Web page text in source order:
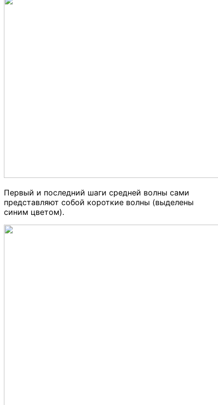
Первый и последний шаги средней волны сами
представляют собой короткие волны (выделены
синим цветом).